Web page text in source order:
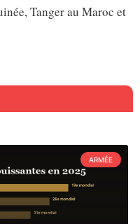
Tanger au Maroc et
ARMÉE